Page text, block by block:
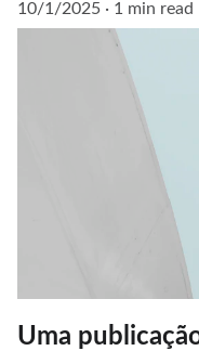
10/1/2025
1 min read
Uma